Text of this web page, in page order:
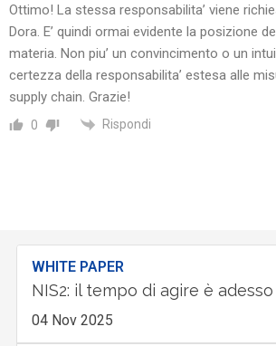
Ottimo! La stessa responsabilita’ viene
Dora. E’ quindi ormai evidente la posizione
materia. Non piu’ un convincimento o un
certezza della responsabilita’ estesa alle
supply chain. Grazie!
0 Rispondi
WHITE PAPER
NIS2: il tempo di agire è adesso
04 Nov 2025